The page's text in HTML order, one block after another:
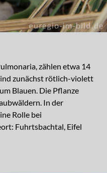
zählen etwa 14
zunächst rötlich-violett
Blauen. Die Pflanze
In der
Rolle bei
Fuhrtsbachtal, Eifel